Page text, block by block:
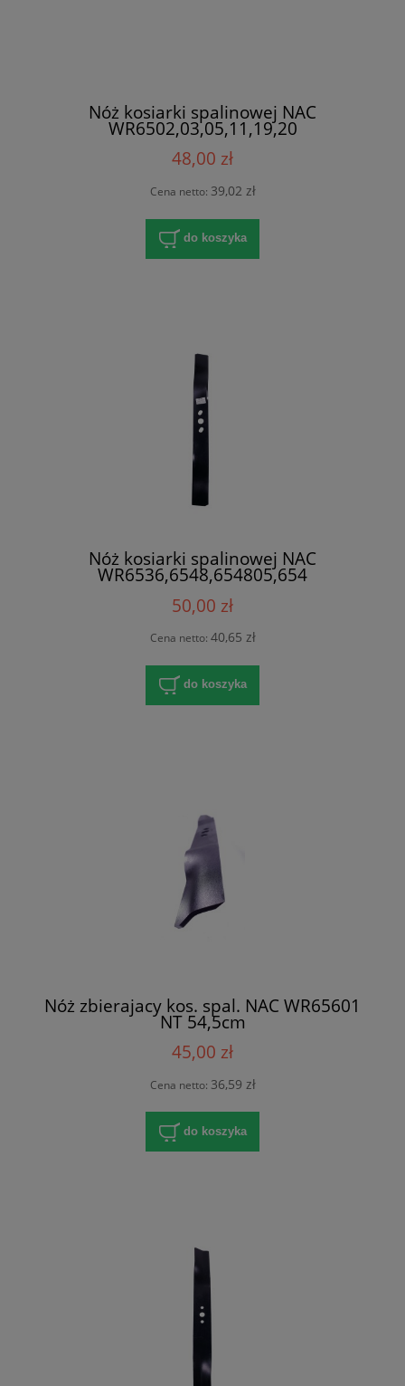
Nóż kosiarki spalinowej NAC
WR6502,03,05,11,19,20
48,00 zł
Cena netto: 39,02 zł
do koszyka
Nóż kosiarki spalinowej NAC
WR6536,6548,654805,654
50,00 zł
Cena netto: 40,65 zł
do koszyka
Nóż zbierajacy kos. spal. NAC WR65601
NT 54,5cm
45,00 zł
Cena netto: 36,59 zł
do koszyka